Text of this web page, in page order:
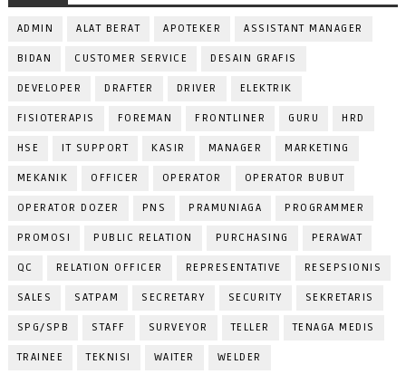
ADMIN ALAT BERAT APOTEKER ASSISTANT MANAGER
BIDAN CUSTOMER SERVICE DESAIN GRAFIS
DEVELOPER DRAFTER DRIVER ELEKTRIK
FISIOTERAPIS FOREMAN FRONTLINER GURU HRD
HSE IT SUPPORT KASIR MANAGER MARKETING
MEKANIK OFFICER OPERATOR OPERATOR BUBUT
OPERATOR DOZER PNS PRAMUNIAGA PROGRAMMER
PROMOSI PUBLIC RELATION PURCHASING PERAWAT
QC RELATION OFFICER REPRESENTATIVE RESEPSIONIS
SALES SATPAM SECRETARY SECURITY SEKRETARIS
SPG/SPB STAFF SURVEYOR TELLER TENAGA MEDIS
TRAINEE TEKNISI WAITER WELDER